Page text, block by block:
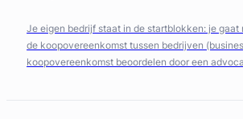
Je eigen bedrijf staat in de startblokken: je
de koopovereenkomst tussen bedrijven
koopovereenkomst beoordelen door een